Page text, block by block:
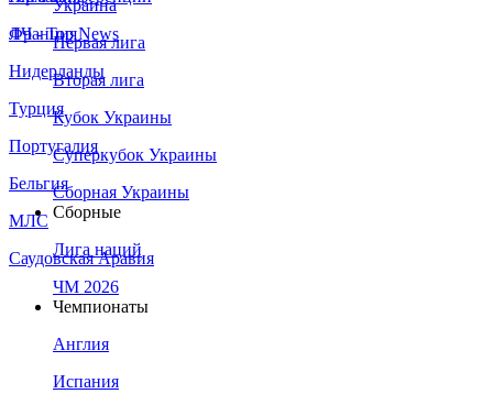
Франция
Нидерланды
Турция
Португалия
Бельгия
МЛС
Саудовская Аравия
ЛЧ - Top News
Украина
Первая лига
Вторая лига
Кубок Украины
Суперкубок Украины
Сборная Украины
Сборные
Лига наций
ЧМ 2026
Чемпионаты
Англия
Испания